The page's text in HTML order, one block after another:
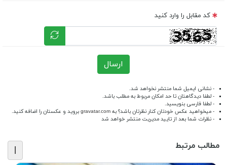
کد مقابل را وارد کنید
ارسال
- نشانی ایمیل شما منتشر نخواهد شد.
- لطفا دیدگاهتان تا حد امکان مربوط به مطلب باشد.
- لطفا فارسی بنویسید.
- میخواهید عکس خودتان کنار نظرتان باشد؟ به gravatar.com بروید و عکستان را اضافه کنید.
- نظرات شما بعد از تایید مدیریت منتشر خواهد شد
مطالب مرتبط